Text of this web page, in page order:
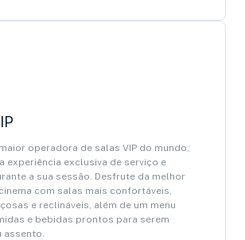
operadora de salas VIP do mundo,
experiência exclusiva de serviço e
a sua sessão. Desfrute da melhor
com salas mais confortáveis,
e reclináveis, além de um menu
e bebidas prontos para serem
assento.